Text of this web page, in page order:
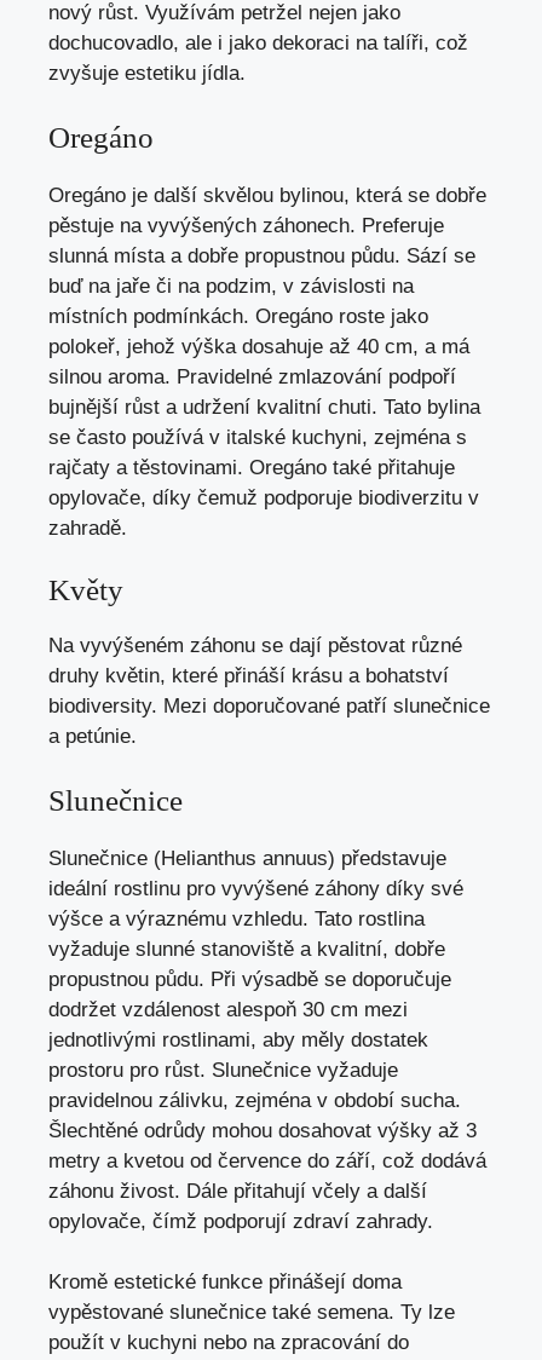
nový růst. Využívám petržel nejen jako
dochucovadlo, ale i jako dekoraci na talíři, což
zvyšuje estetiku jídla.
Oregáno
Oregáno je další skvělou bylinou, která se dobře
pěstuje na vyvýšených záhonech. Preferuje
slunná místa a dobře propustnou půdu. Sází se
buď na jaře či na podzim, v závislosti na
místních podmínkách. Oregáno roste jako
polokeř, jehož výška dosahuje až 40 cm, a má
silnou aroma. Pravidelné zmlazování podpoří
bujnější růst a udržení kvalitní chuti. Tato bylina
se často používá v italské kuchyni, zejména s
rajčaty a těstovinami. Oregáno také přitahuje
opylovače, díky čemuž podporuje biodiverzitu v
zahradě.
Květy
Na vyvýšeném záhonu se dají pěstovat různé
druhy květin, které přináší krásu a bohatství
biodiversity. Mezi doporučované patří slunečnice
a petúnie.
Slunečnice
Slunečnice (Helianthus annuus) představuje
ideální rostlinu pro vyvýšené záhony díky své
výšce a výraznému vzhledu. Tato rostlina
vyžaduje slunné stanoviště a kvalitní, dobře
propustnou půdu. Při výsadbě se doporučuje
dodržet vzdálenost alespoň 30 cm mezi
jednotlivými rostlinami, aby měly dostatek
prostoru pro růst. Slunečnice vyžaduje
pravidelnou zálivku, zejména v období sucha.
Šlechtěné odrůdy mohou dosahovat výšky až 3
metry a kvetou od července do září, což dodává
záhonu živost. Dále přitahují včely a další
opylovače, čímž podporují zdraví zahrady.
Kromě estetické funkce přinášejí doma
vypěstované slunečnice také semena. Ty lze
použít v kuchyni nebo na zpracování do